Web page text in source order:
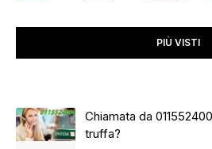
PIÙ VISTI
Chiamata da
truffa?